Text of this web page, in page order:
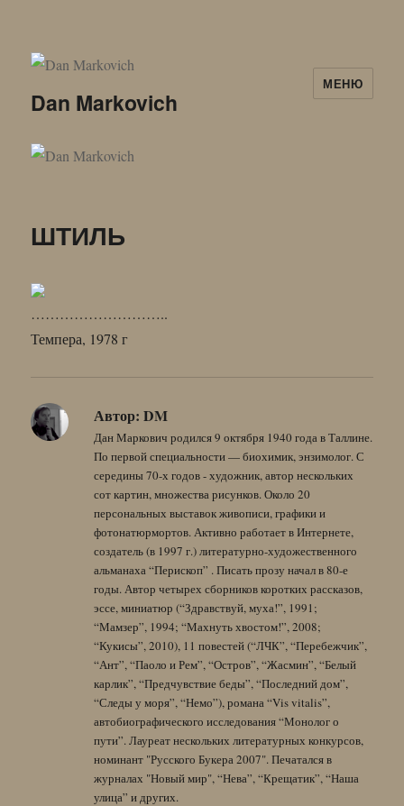
Dan Markovich
МЕНЮ
ШТИЛЬ
………………………..
Темпера, 1978 г
Автор: DM
Дан Маркович родился 9 октября 1940 года в Таллине.
По первой специальности — биохимик, энзимолог. С
середины 70-х годов - художник, автор нескольких
сот картин, множества рисунков. Около 20
персональных выставок живописи, графики и
фотонатюрмортов. Активно работает в Интернете,
создатель (в 1997 г.) литературно-художественного
альманаха “Перископ” . Писать прозу начал в 80-е
годы. Автор четырех сборников коротких рассказов,
эссе, миниатюр (“Здравствуй, муха!”, 1991;
“Мамзер”, 1994; “Махнуть хвостом!”, 2008;
“Кукисы”, 2010), 11 повестей (“ЛЧК”, “Перебежчик”,
“Ант”, “Паоло и Рем”, “Остров”, “Жасмин”, “Белый
карлик”, “Предчувствие беды”, “Последний дом”,
“Следы у моря”, “Немо”), романа “Vis vitalis”,
автобиографического исследования “Монолог о
пути”. Лауреат нескольких литературных конкурсов,
номинант "Русского Букера 2007". Печатался в
журналах "Новый мир", “Нева”, “Крещатик”, “Наша
улица” и других.